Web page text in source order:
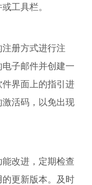
工具栏。
册方式进行注
子邮件并创建一
界面上的指引进
活码，以免出现
改进，定期检查
更新版本。及时